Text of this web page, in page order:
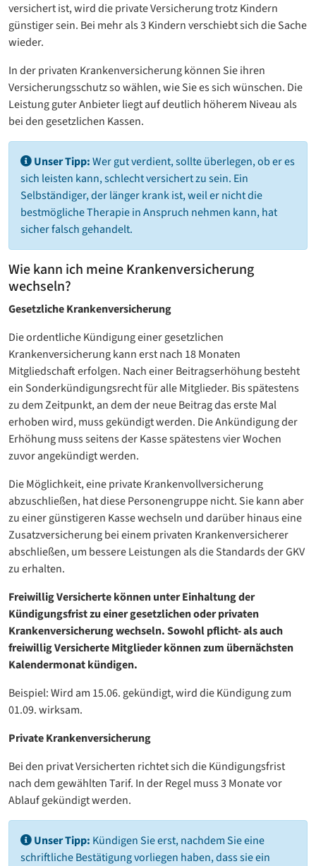
versichert ist, wird die private Versicherung trotz Kindern
günstiger sein. Bei mehr als 3 Kindern verschiebt sich die Sache
wieder.
In der privaten Krankenversicherung können Sie ihren
Versicherungsschutz so wählen, wie Sie es sich wünschen. Die
Leistung guter Anbieter liegt auf deutlich höherem Niveau als
bei den gesetzlichen Kassen.
Unser Tipp:Wer gut verdient, sollte überlegen, ob er es
sich leisten kann, schlecht versichert zu sein. Ein
Selbständiger, der länger krank ist, weil er nicht die
bestmögliche Therapie in Anspruch nehmen kann, hat
sicher falsch gehandelt.
Wie kann ich meine Krankenversicherung
wechseln?
Gesetzliche Krankenversicherung
Die ordentliche Kündigung einer gesetzlichen
Krankenversicherung kann erst nach 18 Monaten
Mitgliedschaft erfolgen. Nach einer Beitragserhöhung besteht
ein Sonderkündigungsrecht für alle Mitglieder. Bis spätestens
zu dem Zeitpunkt, an dem der neue Beitrag das erste Mal
erhoben wird, muss gekündigt werden. Die Ankündigung der
Erhöhung muss seitens der Kasse spätestens vier Wochen
zuvor angekündigt werden.
Die Möglichkeit, eine private Krankenvollversicherung
abzuschließen, hat diese Personengruppe nicht. Sie kann aber
zu einer günstigeren Kasse wechseln und darüber hinaus eine
Zusatzversicherung bei einem privaten Krankenversicherer
abschließen, um bessere Leistungen als die Standards der GKV
zu erhalten.
Freiwillig Versicherte können unter Einhaltung der
Kündigungsfrist zu einer gesetzlichen oder privaten
Krankenversicherung wechseln. Sowohl pflicht- als auch
freiwillig Versicherte Mitglieder können zum übernächsten
Kalendermonat kündigen.
Beispiel: Wird am 15.06. gekündigt, wird die Kündigung zum
01.09. wirksam.
Private Krankenversicherung
Bei den privat Versicherten richtet sich die Kündigungsfrist
nach dem gewählten Tarif. In der Regel muss 3 Monate vor
Ablauf gekündigt werden.
Unser Tipp: Kündigen Sie erst, nachdem Sie eine
schriftliche Bestätigung vorliegen haben, dass sie ein